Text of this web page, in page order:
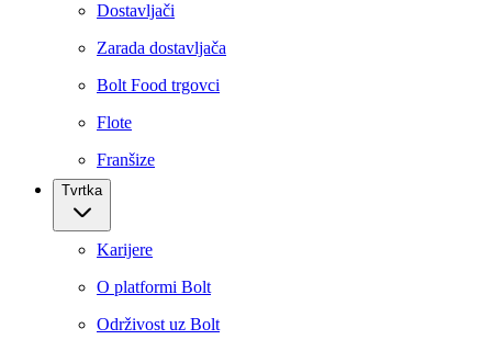
Dostavljači
Zarada dostavljača
Bolt Food trgovci
Flote
Franšize
Tvrtka
Karijere
O platformi Bolt
Održivost uz Bolt